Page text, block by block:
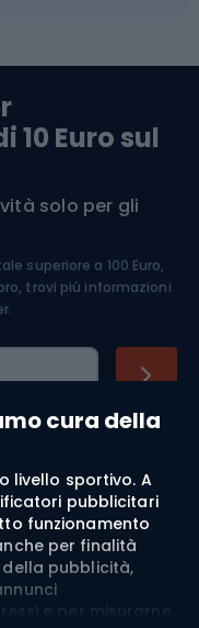
cura della
livello sportivo. A
pubblicitari
funzionamento
per finalità
della pubblicità,
e per misurarne
10 Euro sul
solo per gli
superiore a 100 Euro,
trovi più informazioni